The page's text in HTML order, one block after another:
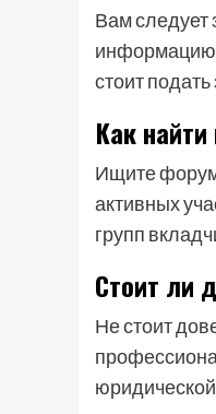
Вам следует
информацию,
стоит
Как
Ищите
активных
групп
Стоит ли
Не стоит